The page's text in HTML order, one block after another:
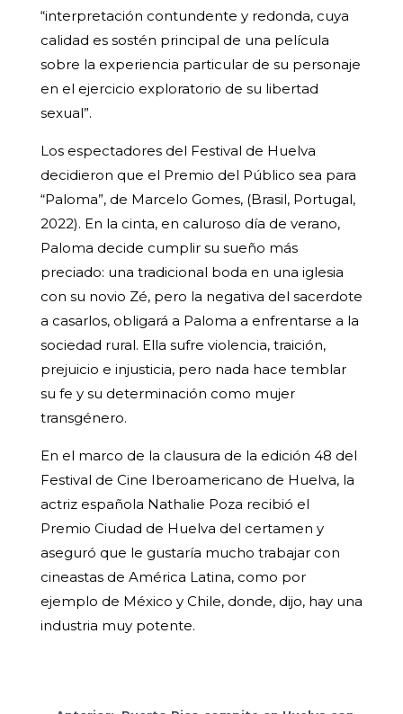
“interpretación contundente y redonda, cuya
calidad es sostén principal de una película
sobre la experiencia particular de su personaje
en el ejercicio exploratorio de su libertad
sexual”.
Los espectadores del Festival de Huelva
decidieron que el Premio del Público sea para
“Paloma”, de Marcelo Gomes, (Brasil, Portugal,
2022). En la cinta, en caluroso día de verano,
Paloma decide cumplir su sueño más
preciado: una tradicional boda en una iglesia
con su novio Zé, pero la negativa del sacerdote
a casarlos, obligará a Paloma a enfrentarse a la
sociedad rural. Ella sufre violencia, traición,
prejuicio e injusticia, pero nada hace temblar
su fe y su determinación como mujer
transgénero.
En el marco de la clausura de la edición 48 del
Festival de Cine Iberoamericano de Huelva, la
actriz española Nathalie Poza recibió el
Premio Ciudad de Huelva del certamen y
aseguró que le gustaría mucho trabajar con
cineastas de América Latina, como por
ejemplo de México y Chile, donde, dijo, hay una
industria muy potente.